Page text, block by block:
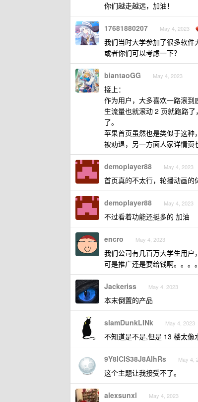
你们越走越远，加油！
17681880207 May 4, 2023
我们当时大学参加了很多软件
或者你们可以考虑一下？
biantaoGG May 4, 2023
接上：
作为用户，大多喜欢一路滚
生流量也就滚动 2 页就跑路
了。
苹果首页虽然也是类似于这
被劝退，另一方面人家详情页
demoplayer88 May 4, 2023
首页真的不太行，轮播动画的
demoplayer88 May 4, 2023
不过看着功能还挺多的 加油
encro May 4, 2023
我们公司有几百万大学生用户，
可是推广还是要给钱啊。。。
Jackeriss May 4, 2023
本末倒置的产品
slamDunkLINk May 4, 2023
不知道是不是,但是 13 楼太像
9Y8lCIS38J8AlhRs May 4,
这个主题让我接受不了。
alexsunxl May 4, 2023